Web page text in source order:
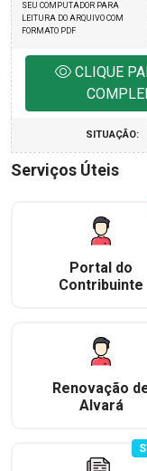
SEU COMPUTADOR PARA
LEITURA DO ARQUIVO COM
FORMATO PDF
CLIQUE
SITUAÇÃO:
Serviços Úteis
Portal do
Contribuinte
Renovação
Alvará